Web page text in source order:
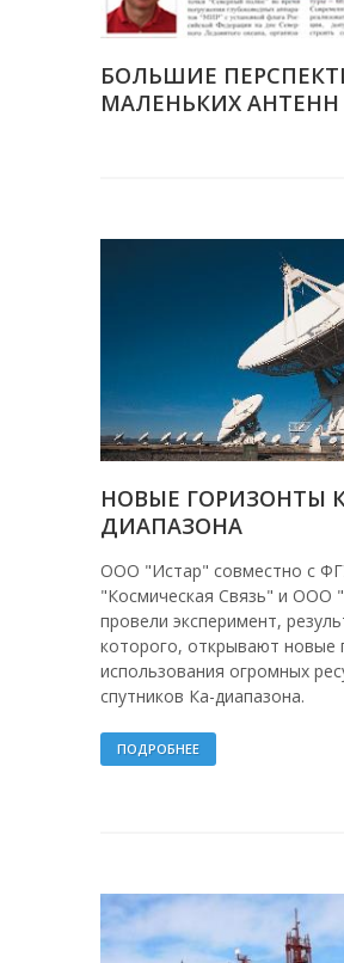
БОЛЬШИЕ
МАЛЕНЬКИХ АНТЕНН
НОВЫЕ ГОРИЗОНТЫ
ДИАПАЗОНА
ООО "Истар" совместно с
"Космическая Связь" и ООО
провели эксперимент,
которого, открывают новые
использования огромных
спутников Ка-диапазона.
ПОДРОБНЕЕ